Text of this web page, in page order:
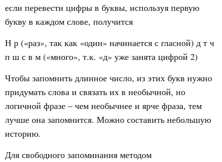
если перевести цифры в буквы, используя первую
букву в каждом слове, получится
Н р («раз», так как «один» начинается с гласной) д т ч
п ш с в м («много», т.к. «д» уже занята цифрой 2)
Чтобы запомнить длинное число, из этих букв нужно
придумать слова и связать их в необычной, но
логичной фразе – чем необычнее и ярче фраза, тем
лучше она запомнится. Можно составить небольшую
историю.
Для свободного запоминания методом